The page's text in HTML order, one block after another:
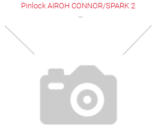
Pinlock AIROH CONNOR/SPARK 2